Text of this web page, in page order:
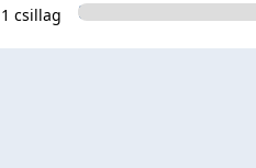
1 csillag